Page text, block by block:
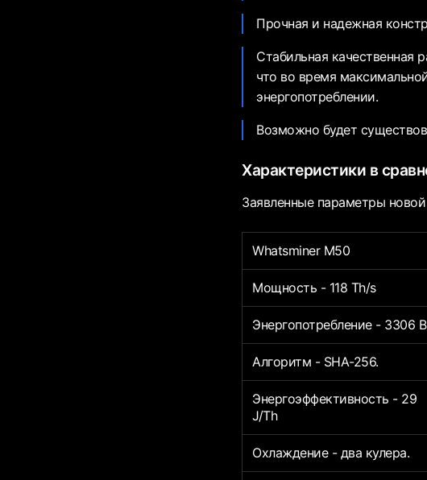
Прочная и надежная
Стабильная качественная
что во время
энергопотреблении.
Возможно будет
Характеристики в
Заявленные параметры
Whatsminer M50
Мощность - 118 Th/s
Энергопотребление - 3306
Алгоритм - SHA-256.
Энергоэффективность - 29
J/Th
Охлаждение - два кулера.